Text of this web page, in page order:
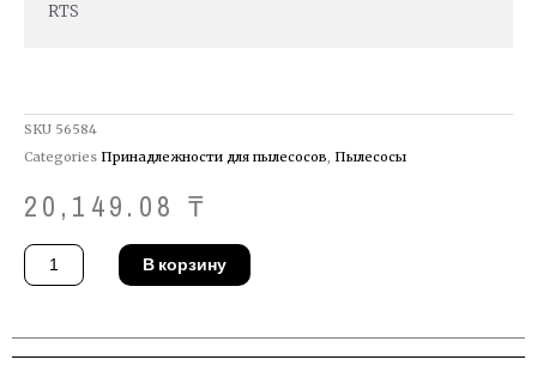
RTS
SKU 56584
Categories Принадлежности для пылесосов Пылесосы
20,149.08 ₸
Количество
товара
Фильтр
35
В корзину